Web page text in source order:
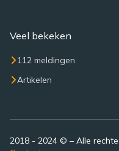
Veel bekeken
112 meldingen
Artikelen
2018 - 2024 © – Alle